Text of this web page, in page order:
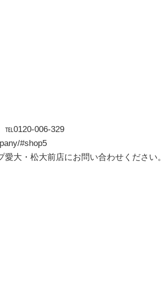
℡0120-006-329
#shop5
大・松大前店にお問い合わせください。